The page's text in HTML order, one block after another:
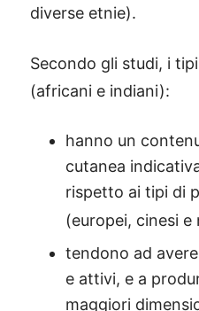
diverse etnie).
Secondo gli studi, i
(africani e indiani):
hanno un
cutanea
rispetto ai tipi di
(europei, cinesi e
tendono ad
e attivi, e a
maggiori